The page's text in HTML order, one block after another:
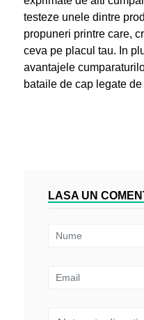
testeze unele dintre
propuneri printre care,
ceva pe placul tau. In
avantajele
bataile de cap legate
LASA UN